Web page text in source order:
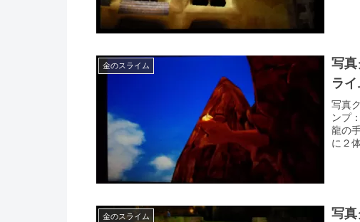
金のスライム
写
ラ
写真
ンプ
龍の
に２
金のスライム
写真